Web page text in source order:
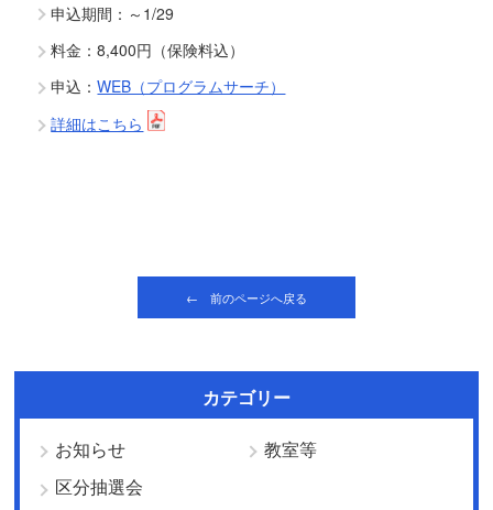
申込期間：～1/29
料金：8,400円（保険料込）
申込：WEB（プログラムサーチ）
詳細はこちら
← 前のページへ戻る
カテゴリー
お知らせ
教室等
区分抽選会